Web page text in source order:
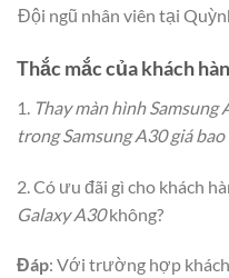
Đội ngũ nhân viên tại
Thắc mắc của khách
1. Thay màn hình Samsung
trong Samsung A30 giá
2. Có ưu đãi gì cho khách
Galaxy A30không?
Đáp: Với trường hợp